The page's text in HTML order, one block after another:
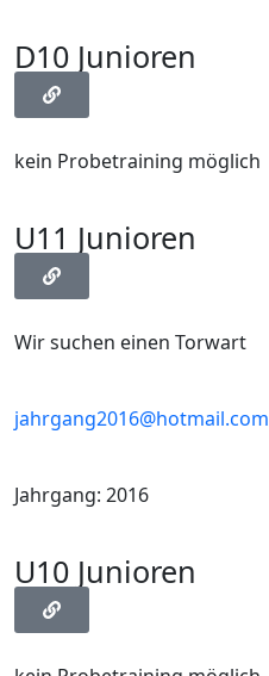
D10 Junioren
kein Probetraining möglich
U11 Junioren
Wir suchen einen Torwart
jahrgang2016@hotmail.com
Jahrgang: 2016
U10 Junioren